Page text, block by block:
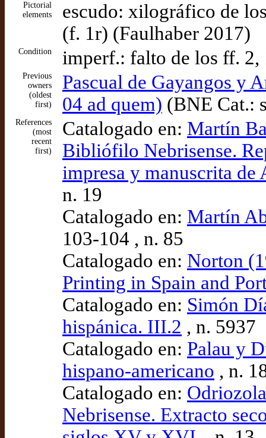
Pictorial
elements
escudo: xilográfico de
(f. 1r) (Faulhaber 2017)
Condition imperf.: falto de los ff.
Previous
owners
(oldest
first)
Pascual de Gayangos y
04 ad quem) (BNE Cat.:
References
(most
recent
first)
Catalogado en: Martín
Bibliófilo Nebrisense.
impresa y manuscrita
n. 19
Catalogado en: Martín
103-104 , n. 85
Catalogado en: Norton
Printing in Spain and
Catalogado en: Simón
hispánica. III.2 , n. 5937
Catalogado en: Palau y
hispano-americano , n.
Catalogado en:
Nebrisense. Extracto